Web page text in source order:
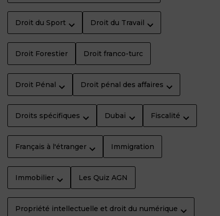
Droit du Sport Droit du Travail
Droit Forestier Droit franco-turc
Droit Pénal Droit pénal des affaires
Droits spécifiques Dubaï Fiscalité
Français à l'étranger Immigration
Immobilier Les Quiz AGN
Propriété intellectuelle et droit du numérique